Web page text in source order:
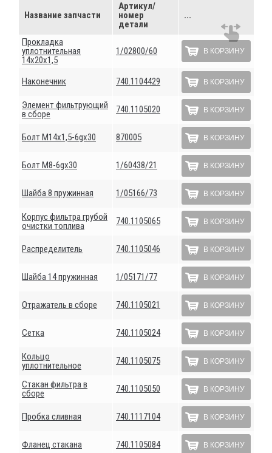
Название запчасти
Артикул/
номер
детали
...
Прокладка
уплотнительная
14х20х1,5
1/02800/60 В КОРЗИНУ
Наконечник 740.1104429 В КОРЗИНУ
Элемент фильтрующий
в сборе
740.1105020 В КОРЗИНУ
Болт М14х1,5-6gх30 870005 В КОРЗИНУ
Болт М8-6gх30 1/60438/21 В КОРЗИНУ
Шайба 8 пружинная 1/05166/73 В КОРЗИНУ
Корпус фильтра грубой
очистки топлива
740.1105065 В КОРЗИНУ
Распределитель 740.1105046 В КОРЗИНУ
Шайба 14 пружинная 1/05171/77 В КОРЗИНУ
Отражатель в сборе 740.1105021 В КОРЗИНУ
Сетка 740.1105024 В КОРЗИНУ
Кольцо
уплотнительное
740.1105075 В КОРЗИНУ
Стакан фильтра в
сборе
740.1105050 В КОРЗИНУ
Пробка сливная 740.1117104 В КОРЗИНУ
Фланец стакана 740.1105084 В КОРЗИНУ